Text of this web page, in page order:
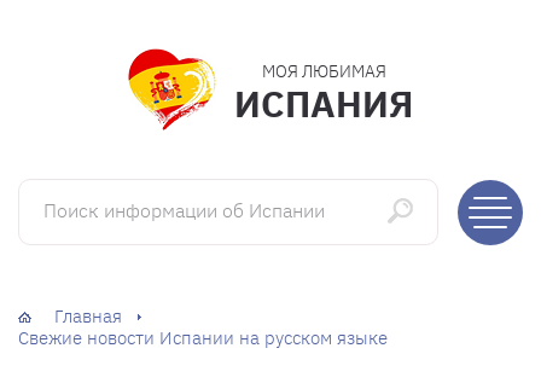
МОЯ ЛЮБИМАЯ
ИСПАНИЯ
Поиск информации об Испании
Главная
Свежие новости Испании на русском языке